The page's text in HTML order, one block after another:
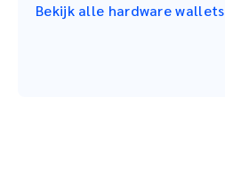
Bekijk alle hardware wallets